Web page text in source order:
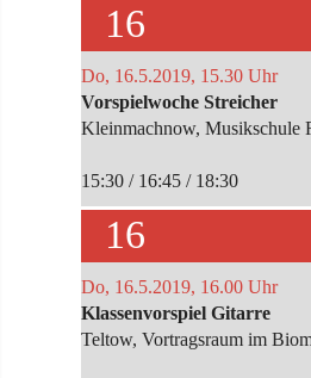
16
Do, 16.5.2019, 15.30 Uhr
Vorspielwoche Streicher
Kleinmachnow, Musikschule
15:30 / 16:45 / 18:30
16
Do, 16.5.2019, 16.00 Uhr
Klassenvorspiel Gitarre
Teltow, Vortragsraum im